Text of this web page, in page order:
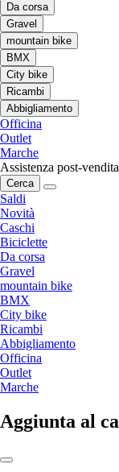
Da corsa
Gravel
mountain bike
BMX
City bike
Ricambi
Abbigliamento
Officina
Outlet
Marche
Assistenza post-
Cerca
Saldi
Novità
Caschi
Biciclette
Da corsa
Gravel
mountain bike
BMX
City bike
Ricambi
Abbigliamento
Officina
Outlet
Marche
Aggiunta al